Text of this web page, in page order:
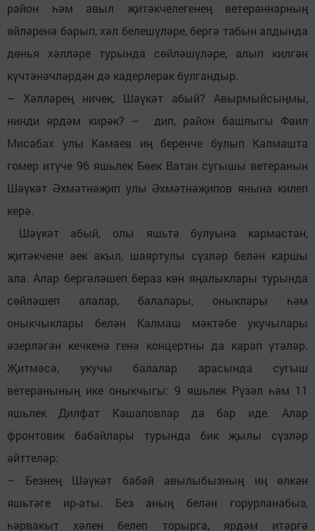
район һәм авыл җитәкчелегенең ветераннарның
өйләренә барып, хәл белешүләре, бергә табын алдында
дөнья хәлләре турында сөйләшүләре, алып килгән
күчтәнәчләрдән дә кадерлерәк булгандыр.
– Хәлләрең ничек, Шәүкәт абый? Авырмыйсыңмы,
нинди ярдәм кирәк? – дип, район башлыгы Фаил
Мисабах улы Камаев иң беренче булып Калмашта
гомер итүче 96 яшьлек Бөек Ватан сугышы ветеранын
Шәүкәт Әхмәтнәҗип улы Әхмәтнәҗипов янына килеп
керә.
Шәүкәт абый, олы яшьтә булуына кармастан,
җитәкчене аек акыл, шаяртулы сүзләр белән каршы
ала. Алар бергәләшеп бераз көн яңалыклары турында
сөйләшеп алалар, балалары, оныклары һәм
оныкчыклары белән Калмаш мәктәбе укучылары
әзерләгән кечкенә генә концертны да карап үтәләр.
Җитмәсә, укучы балалар арасында сугыш
ветеранының ике оныкчыгы: 9 яшьлек Рүзәл һәм 11
яшьлек Дилфат Кашаповлар да бар иде. Алар
фронтовик бабайлары турында бик җылы сүзләр
әйттеләр:
– Безнең Шәүкәт бабай авылыбызның иң өлкән
яшьтәге ир-аты. Без аның белән горурланабыз,
һәрвакыт хәлен белеп торырга, ярдәм итәргә